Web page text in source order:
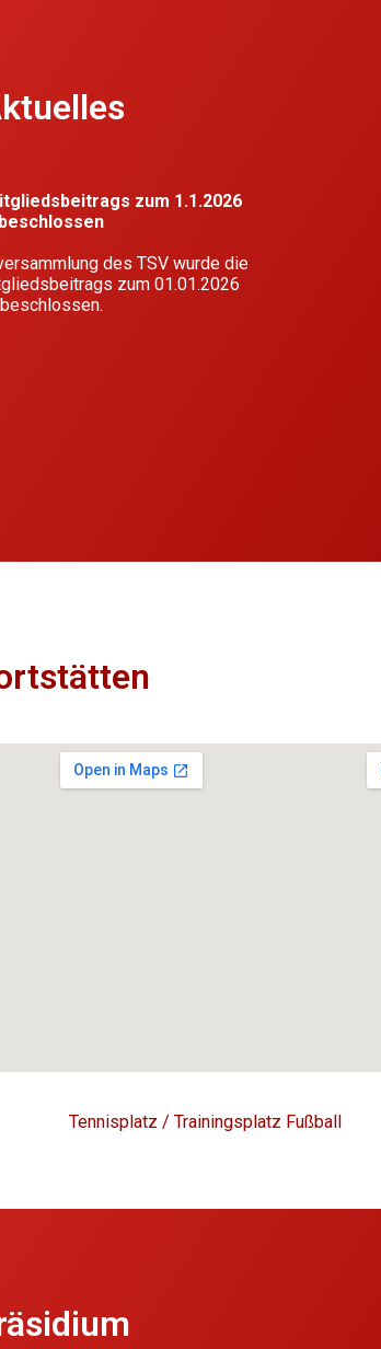
zum 1.1.2026
beschlossen
des TSV wurde die
zum 01.01.2026
beschlossen.
Tennisplatz / Trainingsplatz Fußball